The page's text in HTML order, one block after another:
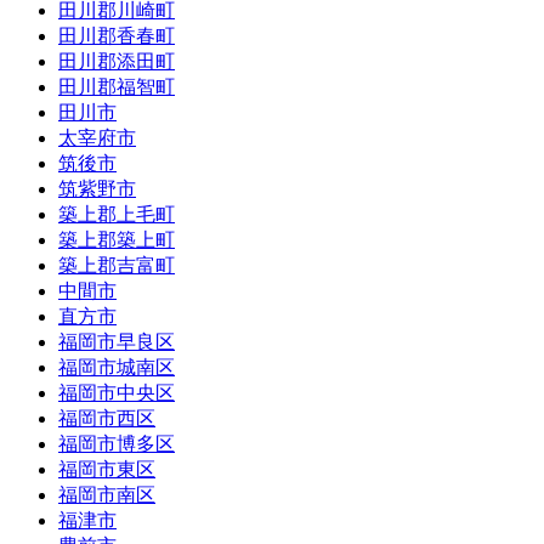
田川郡川崎町
田川郡香春町
田川郡添田町
田川郡福智町
田川市
太宰府市
筑後市
筑紫野市
築上郡上毛町
築上郡築上町
築上郡吉富町
中間市
直方市
福岡市早良区
福岡市城南区
福岡市中央区
福岡市西区
福岡市博多区
福岡市東区
福岡市南区
福津市